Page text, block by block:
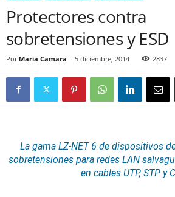
Protectores contra
sobretensiones y ESD
Por Maria Camara - 5 diciembre, 2014 2837
La gama LZ-NET 6 de dispositivos
sobretensiones para redes LAN
en cables UTP, STP y